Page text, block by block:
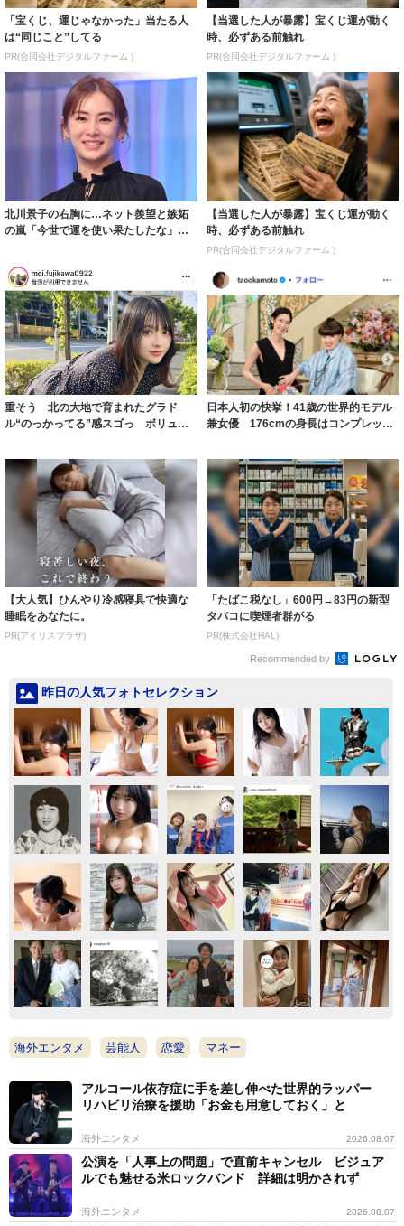
「宝くじ、運じゃなかった」当たる人
は“同じこと”してる
PR(合同会社デジタルファーム )
【当選した人が暴露】宝くじ運が動く
時、必ずある前触れ
PR(合同会社デジタルファーム )
北川景子の右胸に…ネット羨望と嫉妬
の嵐「今世で運を使い果たしたな」
【当選した人が暴露】宝くじ運が動く
時、必ずある前触れ
PR(合同会社デジタルファーム )
重そう 北の大地で育まれたグラド
ル“のっかってる”感スゴっ ボリュー
日本人初の快挙！41歳の世界的モデル
兼女優 176cmの身長はコンプレック
【大人気】ひんやり冷感寝具で快適な
睡眠をあなたに。
PR(アイリスプラザ)
「たばこ税なし」600円→83円の新型
タバコに喫煙者群がる
PR(株式会社HAL)
Recommended by
昨日の人気フォトセレクション
海外エンタメ 芸能人 恋愛 マネー
アルコール依存症に手を差し伸べた世界的ラッパー
リハビリ治療を援助「お金も用意しておく」と
海外エンタメ 2026.08.07
公演を「人事上の問題」で直前キャンセル ビジュア
ルでも魅せる米ロックバンド 詳細は明かされず
海外エンタメ 2026.08.07